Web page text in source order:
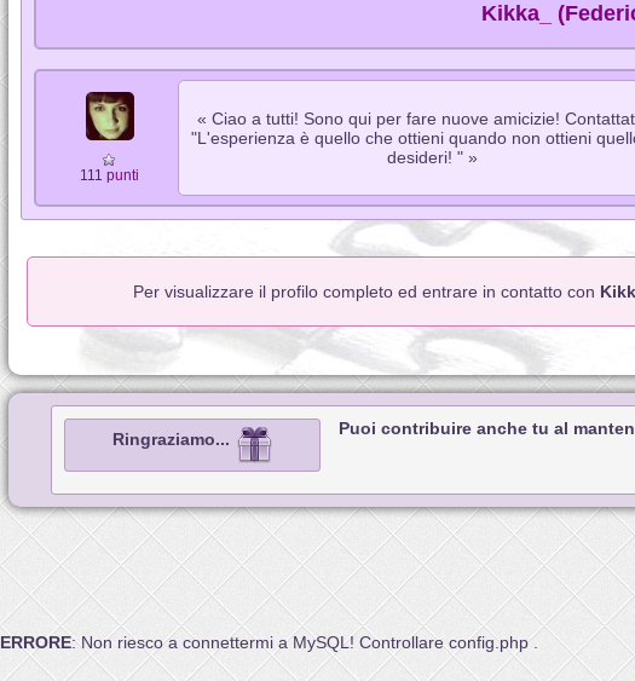
Kikka_
111 punti
« Ciao a tutti! Sono qui per fare nuove amicizie!
"L'esperienza è quello che ottieni quando non ottieni
desideri! " »
Per visualizzare il profilo completo ed entrare in contatto con
Ringraziamo...
Puoi contribuire anche tu al
ERRORE: Non riesco a connettermi a MySQL! Controllare config.php .